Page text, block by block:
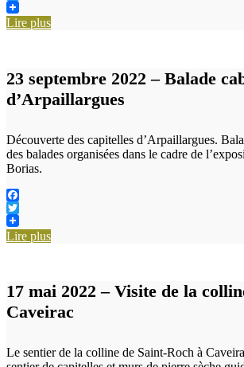
Twitter
Lire plus
23 septembre 2022 – Balade
d’Arpaillargues
Découverte des capitelles d’Arpaillargues.
des balades organisées dans le cadre de
Borias.
Facebook
Twitter
Lire plus
17 mai 2022 – Visite de la
Caveirac
Le sentier de la colline de Saint-Roch à